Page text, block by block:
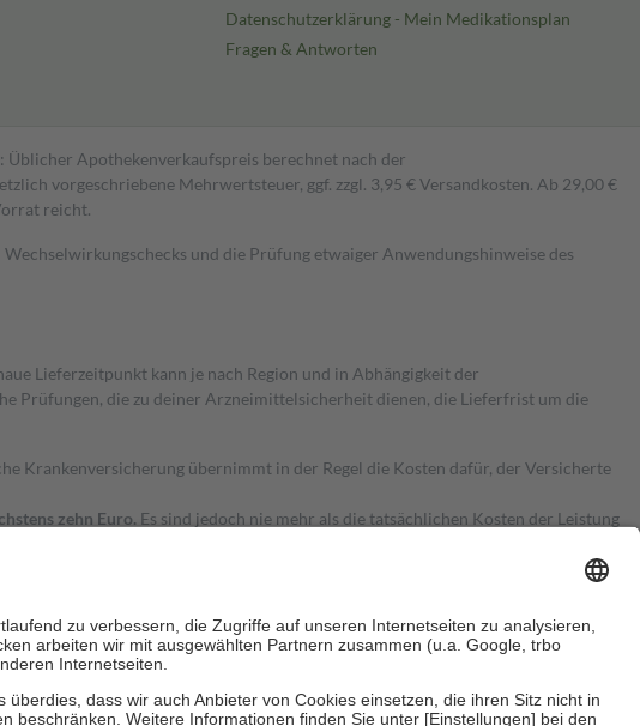
Datenschutzerklärung - Mein Medikationsplan
Fragen & Antworten
Üblicher Apothekenverkaufspreis berechnet nach der
vorgeschriebene Mehrwertsteuer, ggf. zzgl. 3,95 € Versandkosten. Ab 29,00 €
reicht.
und die Prüfung etwaiger Anwendungshinweise des
Lieferzeitpunkt kann je nach Region und in Abhängigkeit der
Prüfungen, die zu deiner Arzneimittelsicherheit dienen, die Lieferfrist um die
Krankenversicherung übernimmt in der Regel die Kosten dafür, der Versicherte
zehn Euro. Es sind jedoch nie mehr als die tatsächlichen Kosten der Leistung
fallenkeine Zuzahlungen an bei: